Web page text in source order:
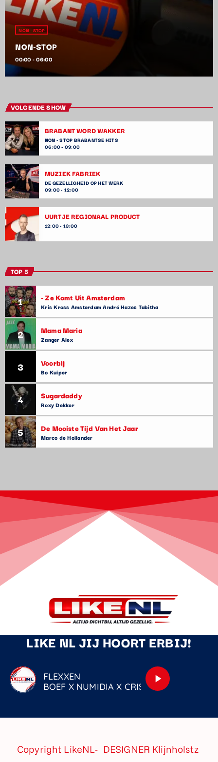
NON - STOP
NON-STOP
00:00 - 06:00
VOLGENDE SHOW
BRABANT WORD WAKKER
NON - STOP BRABANTSE HITS
06:00 - 09:00
MUZIEK FABRIEK
DE GEZELLIGHEID OP HET WERK
09:00 - 12:00
UURTJE REGIONAAL PRODUCT
12:00 - 13:00
TOP 5
1 - Ze Komt Uit Amsterdam
Kris Kross Amsterdam André Hazes Tabitha
2 Mama Maria
Zanger Alex
3 Voorbij
Bo Kuiper
4 Sugardaddy
Roxy Dekker
5 De Mooiste Tijd Van Het Jaar
Marco de Hollander
LIKE NL JIJ HOORT ERBIJ!
FLEXXEN
BOEF X NUMIDIA X CRISTIAN D X
play_arrow
Copyright LikeNL- DESIGNER Klijnholstz